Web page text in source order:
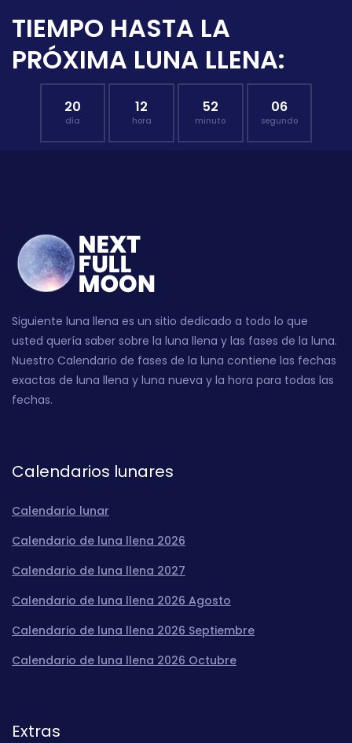
TIEMPO HASTA LA
PRÓXIMA LUNA LLENA:
20
día
12
hora
52
minuto
05
segundo
Siguiente luna llena es un sitio dedicado a todo lo que
usted quería saber sobre la luna llena y las fases de la luna.
Nuestro Calendario de fases de la luna contiene las fechas
exactas de luna llena y luna nueva y la hora para todas las
fechas.
Calendarios lunares
Calendario lunar
Calendario de luna llena 2026
Calendario de luna llena 2027
Calendario de luna llena 2026 Agosto
Calendario de luna llena 2026 Septiembre
Calendario de luna llena 2026 Octubre
Extras